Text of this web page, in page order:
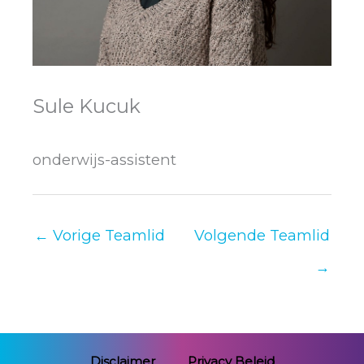
Sule Kucuk
onderwijs-assistent
← Vorige Teamlid
Volgende Teamlid
→